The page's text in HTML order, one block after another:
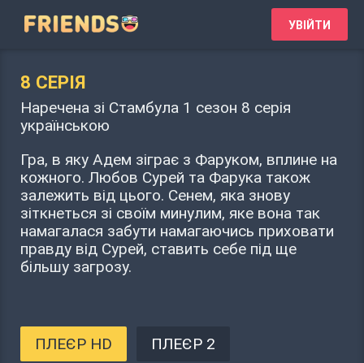
УВІЙТИ
8 СЕРІЯ
Наречена зі Стамбула 1 сезон 8 серія
українською
Гра, в яку Адем зіграє з Фаруком, вплине на
кожного. Любов Сурей та Фарука також
залежить від цього. Сенем, яка знову
зіткнеться зі своїм минулим, яке вона так
намагалася забути намагаючись приховати
правду від Сурей, ставить себе під ще
більшу загрозу.
ПЛЕЄР HD ПЛЕЄР 2